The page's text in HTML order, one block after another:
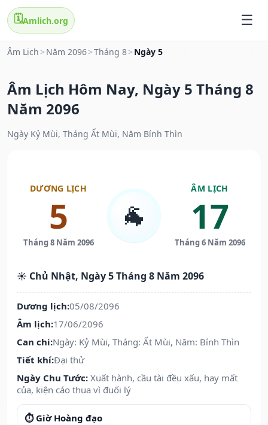
🗓️Amlich.org
Âm Lịch > Năm 2096>Tháng 8> Ngày 5
Âm Lịch Hôm Nay, Ngày 5 Tháng 8
Năm 2096
Ngày Kỷ Mùi, Tháng Ất Mùi, Năm Bính Thìn
DƯƠNG LỊCH
5
Tháng 8 Năm 2096
🐐
ÂM LỊCH
17
Tháng 6 Năm 2096
☀️ Chủ Nhật, Ngày 5 Tháng 8 Năm 2096
Dương lịch:05/08/2096
Âm lịch:17/06/2096
Can chi:Ngày: Kỷ Mùi, Tháng: Ất Mùi, Năm: Bính Thìn
Tiết khí:Đại thử
Ngày Chu Tước: Xuất hành, cầu tài đều xấu, hay mất
của, kiện cáo thua vì đuối lý
⏱️ Giờ Hoàng đạo